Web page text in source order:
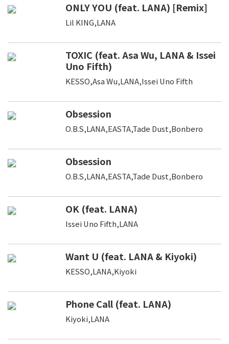
ONLY YOU (feat. LANA) [Remix]
Lil KING,LANA
TOXIC (feat. Asa Wu, LANA & Issei
Uno Fifth)
KESSO,Asa Wu,LANA,Issei Uno Fifth
Obsession
O.B.S,LANA,EASTA,Tade Dust,Bonbero
Obsession
O.B.S,LANA,EASTA,Tade Dust,Bonbero
OK (feat. LANA)
Issei Uno Fifth,LANA
Want U (feat. LANA & Kiyoki)
KESSO,LANA,Kiyoki
Phone Call (feat. LANA)
Kiyoki,LANA